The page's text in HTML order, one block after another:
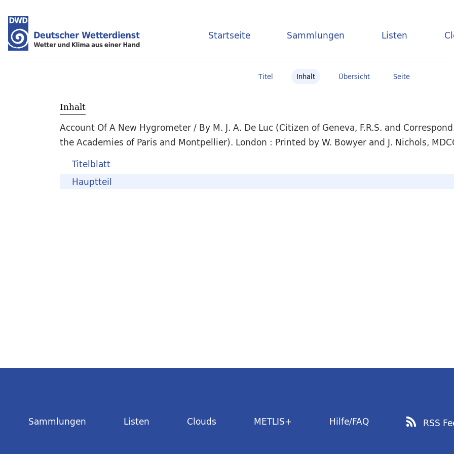
Startseite Sammlungen Listen
Titel Inhalt Übersicht Seite
Inhalt
Account Of A New Hygrometer / By M. J. A. De Luc (Citizen of Geneva, F.R.S. and
the Academies of Paris and Montpellier). London : Printed by W. Bowyer and J. Nichols,
Titelblatt
Hauptteil
Sammlungen Listen Clouds METLIS+ Hilfe/FAQ RSS